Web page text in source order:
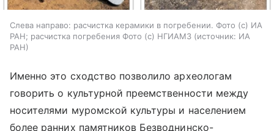
Слева направо: расчистка керамики в погребении. Фото (с) ИА
РАН; расчистка погребения Фото (с) НГИАМЗ
источник: ИА
РАН
Именно это сходство позволило археологам
говорить о культурной преемственности между
носителями муромской культуры и населением
более ранних памятников Безводнинско-